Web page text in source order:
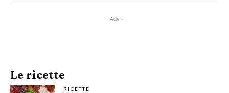
- Adv -
Le ricette
RICETTE